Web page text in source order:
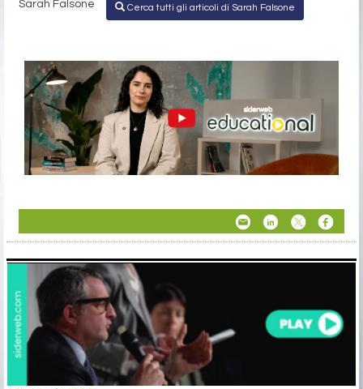
Sarah Falsone Cerca tutti gli articoli di Sarah Falsone